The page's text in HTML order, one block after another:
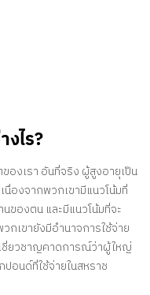
ไร?
องเรา อันที่จริง ผู้สูงอายุเป็น
องจากพวกเขามีแนวโน้มที่
องตน และมีแนวโน้มที่จะ
กเขายังมีอำนาจการใช้จ่าย
ชี่ยวชาญคาดการณ์ว่าผู้ใหญ่
อนด์ที่ใช้จ่ายในสหราช